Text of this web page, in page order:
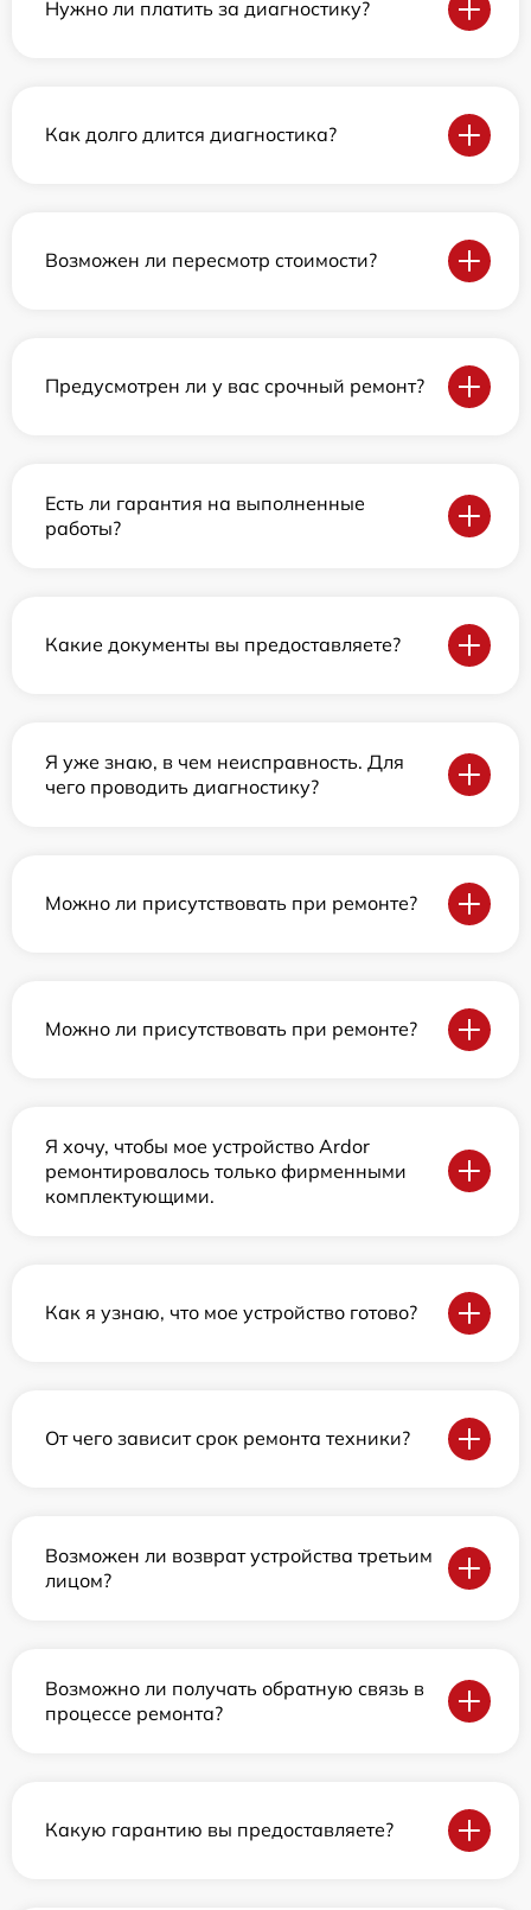
Нужно ли платить за диагностику?
Как долго длится диагностика?
Возможен ли пересмотр стоимости?
Предусмотрен ли у вас срочный ремонт?
Есть ли гарантия на выполненные
работы?
Какие документы вы предоставляете?
Я уже знаю, в чем неисправность. Для
чего проводить диагностику?
Можно ли присутствовать при ремонте?
Можно ли присутствовать при ремонте?
Я хочу, чтобы мое устройство Ardor
ремонтировалось только фирменными
комплектующими.
Как я узнаю, что мое устройство готово?
От чего зависит срок ремонта техники?
Возможен ли возврат устройства третьим
лицом?
Возможно ли получать обратную связь в
процессе ремонта?
Какую гарантию вы предоставляете?